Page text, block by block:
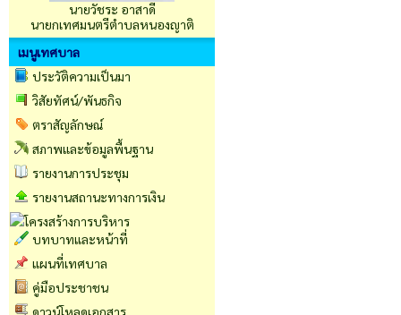
นายวัชระ อาสาดี
นายกเทศมนตรีตำบลหนองญาติ
เมนูเทศบาล
ประวัติความเป็นมา
วิสัยทัศน์/พันธกิจ
ตราสัญลักษณ์
สภาพและข้อมูลพื้นฐาน
รายงานการประชุม
รายงานสถานะทางการเงิน
บทบาทและหน้าที่
แผนที่เทศบาล
คู่มือประชาชน
ดาวน์โหลดเอกสาร